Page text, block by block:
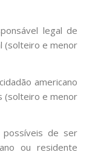
legal de
(solteiro e menor
americano
(solteiro e menor
de ser
ou residente